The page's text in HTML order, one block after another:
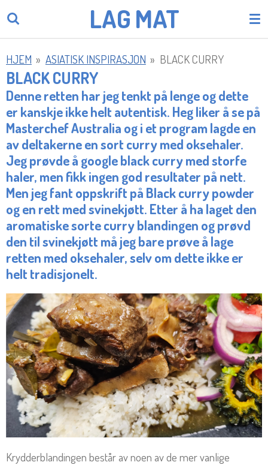
Gå
LAG MAT
HJEM » ASIATISK INSPIRASJON » BLACK CURRY
BLACK CURRY
Denne retten har jeg tenkt på lenge og dette
er kanskje ikke helt autentisk. Heg liker å se på
Masterchef Australia og i et program lagde en
av deltakerne en sort curry med oksehaler.
Jeg prøvde å google black curry med storfe
haler, men fikk ingen god resultater på nett.
Men jeg fant oppskrift på Black curry powder
og en rett med svinekjøtt. Etter å ha laget den
aromatiske sorte curry blandingen og prøvd
den til svinekjøtt må jeg bare prøve å lage
retten med oksehaler, selv om dette ikke er
helt tradisjonelt.
Krydderblandingen består av noen av de mer vanlige